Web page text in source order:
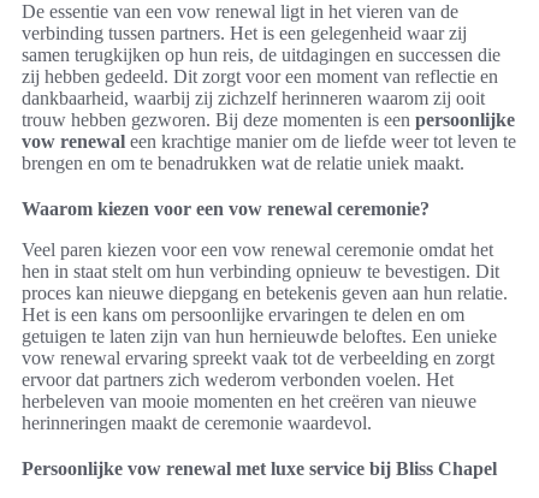
De essentie van een vow renewal ligt in het vieren van de
verbinding tussen partners. Het is een gelegenheid waar zij
samen terugkijken op hun reis, de uitdagingen en successen die
zij hebben gedeeld. Dit zorgt voor een moment van reflectie en
dankbaarheid, waarbij zij zichzelf herinneren waarom zij ooit
trouw hebben gezworen. Bij deze momenten is een persoonlijke
vow renewal een krachtige manier om de liefde weer tot leven te
brengen en om te benadrukken wat de relatie uniek maakt.
Waarom kiezen voor een vow renewal ceremonie?
Veel paren kiezen voor een vow renewal ceremonie omdat het
hen in staat stelt om hun verbinding opnieuw te bevestigen. Dit
proces kan nieuwe diepgang en betekenis geven aan hun relatie.
Het is een kans om persoonlijke ervaringen te delen en om
getuigen te laten zijn van hun hernieuwde beloftes. Een unieke
vow renewal ervaring spreekt vaak tot de verbeelding en zorgt
ervoor dat partners zich wederom verbonden voelen. Het
herbeleven van mooie momenten en het creëren van nieuwe
herinneringen maakt de ceremonie waardevol.
Persoonlijke vow renewal met luxe service bij Bliss Chapel